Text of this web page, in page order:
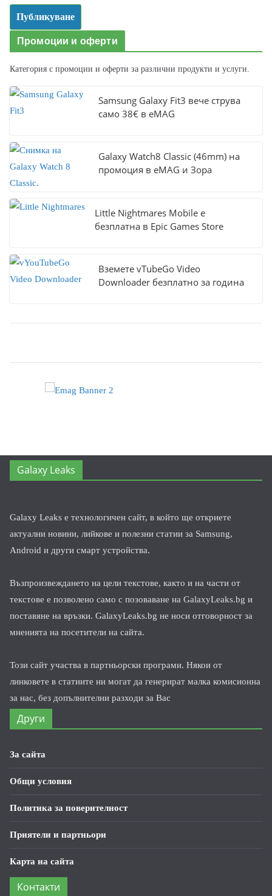
Промоции и оферти
Категория с промоции и оферти за различни продукти и услуги.
Samsung Galaxy Fit3 вече струва
само 38€ в eMAG
Galaxy Watch8 Classic (46mm) на
промоция в eMAG и Зора
Little Nightmares Mobile е
безплатна в Epic Games Store
Вземете vTubeGo Video
Downloader безплатно за година
Galaxy Leaks
Galaxy Leaks е технологичен сайт, в който ще откриете
актуални новини, лийкове и полезни статии за Samsung,
Android и други смарт устройства.
Възпроизвеждането на цели текстове, както и на части от
текстове е позволено само с позоваване на GalaxyLeaks.bg и
поставяне на връзки. GalaxyLeaks.bg не носи отговорност за
мненията на посетители на сайта.
Този сайт участва в партньорски програми. Някои от
линковете в статиите ни могат да генерират малка комисионна
за нас, без допълнителни разходи за Вас
Други
За сайта
Общи условия
Политика за поверителност
Приятели и партньори
Карта на сайта
Контакти